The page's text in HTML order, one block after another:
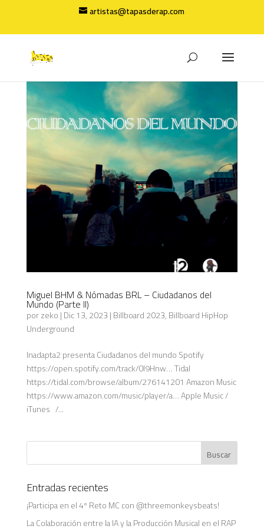
artistas@tapasderap.com
Miguel BHM & Nómadas BRL – Ciudadanos del
Mundo (Parte II)
porzeko|Dic 13, 2023|Billboard 2023,Billboard HipHop
Underground
Inadapta2 presenta Ciudadanos del mundo Spotify
https://open.spotify.com/track/0I9Hnw… Tidal
https://tidal.com/browse/album/276141201 Amazon Music
https://www.amazon.com/music/player/a… Apple Music /
iTunes /...
Entradas recientes
¡Participa en el 4º Reto MC con @threemonkeysbeats!
La Colaboración entre la IA y la Producción Musical en el RAP